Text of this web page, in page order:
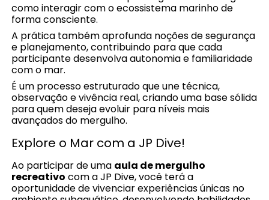
como interagir com o ecossistema marinho de
forma consciente.
A prática também aprofunda noções de segurança
e planejamento, contribuindo para que cada
participante desenvolva autonomia e familiaridade
com o mar.
É um processo estruturado que une técnica,
observação e vivência real, criando uma base sólida
para quem deseja evoluir para níveis mais
avançados do mergulho.
Explore o Mar com a JP Dive!
Ao participar de uma aula de mergulho
recreativo com a JP Dive, você terá a
oportunidade de vivenciar experiências únicas no